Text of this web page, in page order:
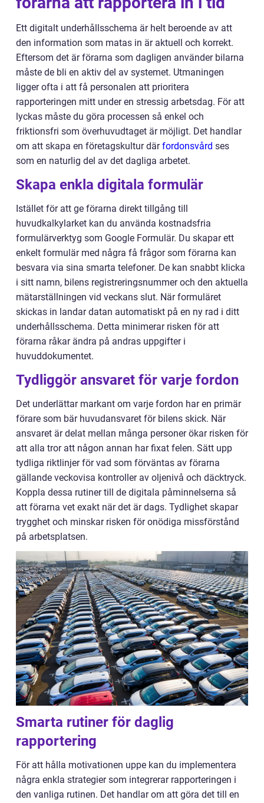
Ett digitalt underhållsschema är helt beroende av att
den information som matas in är aktuell och korrekt.
Eftersom det är förarna som dagligen använder bilarna
måste de bli en aktiv del av systemet. Utmaningen
ligger ofta i att få personalen att prioritera
rapporteringen mitt under en stressig arbetsdag. För att
lyckas måste du göra processen så enkel och
friktionsfri som överhuvudtaget är möjligt. Det handlar
om att skapa en företagskultur därfordonsvård ses
som en naturlig del av det dagliga arbetet.
Skapa enkla digitala formulär
Istället för att ge förarna direkt tillgång till
huvudkalkylarket kan du använda kostnadsfria
formulärverktyg som Google Formulär. Du skapar ett
enkelt formulär med några få frågor som förarna kan
besvara via sina smarta telefoner. De kan snabbt klicka
i sitt namn, bilens registreringsnummer och den aktuella
mätarställningen vid veckans slut. När formuläret
skickas in landar datan automatiskt på en ny rad i ditt
underhållsschema. Detta minimerar risken för att
förarna råkar ändra på andras uppgifter i
huvuddokumentet.
Tydliggör ansvaret för varje fordon
Det underlättar markant om varje fordon har en primär
förare som bär huvudansvaret för bilens skick. När
ansvaret är delat mellan många personer ökar risken för
att alla tror att någon annan har fixat felen. Sätt upp
tydliga riktlinjer för vad som förväntas av förarna
gällande veckovisa kontroller av oljenivå och däcktryck.
Koppla dessa rutiner till de digitala påminnelserna så
att förarna vet exakt när det är dags. Tydlighet skapar
trygghet och minskar risken för onödiga missförstånd
på arbetsplatsen.
Smarta rutiner för daglig
rapportering
För att hålla motivationen uppe kan du implementera
några enkla strategier som integrerar rapporteringen i
den vanliga rutinen. Det handlar om att göra det till en